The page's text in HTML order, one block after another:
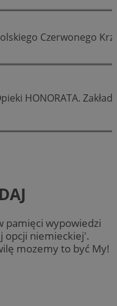
Czerwonego
HONORATA.
pamięci wypowiedzi
opcji niemieckiej'.
mozemy to być My!